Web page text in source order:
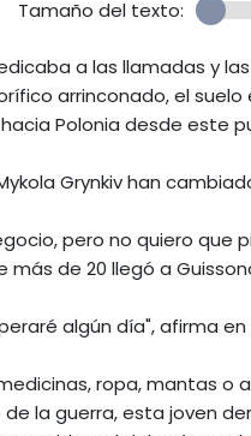
Tamaño del texto:
a las llamadas y
arrinconado, el
Polonia desde este
Grynkiv han
pero no quiero que
de 20 llegó a
algún día", afirma
ropa, mantas o
la guerra, esta joven